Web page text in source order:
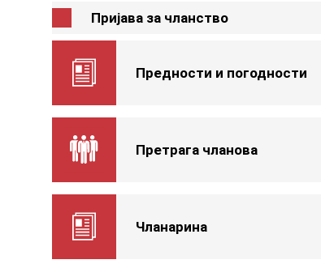
Пријава за чланство
Предности и погодности
Претрага чланова
Чланарина